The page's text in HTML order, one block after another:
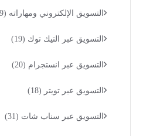
التسويق الإلكتروني ومهاراته (79)
التسويق عبر التيك توك (19)
التسويق عبر انستجرام (20)
التسويق عبر تويتر (18)
التسويق عبر سناب شات (31)